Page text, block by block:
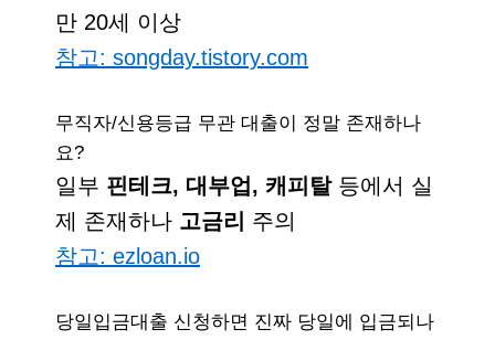
만 20세 이상
참고: songday.tistory.com
무직자/신용등급 무관 대출이 정말 존재하나
요?
일부 핀테크, 대부업, 캐피탈등에서 실
제 존재하나 고금리 주의
참고: ezloan.io
당일입금대출 신청하면 진짜 당일에 입금되나